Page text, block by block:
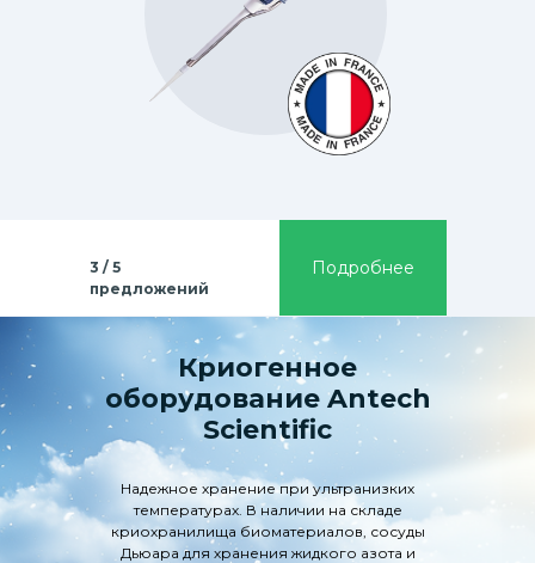
Подробнее
3 / 5
предложений
Надежное хранение при ультранизких
температурах. В наличии на складе
криохранилища биоматериалов, сосуды
Дьюара для хранения жидкого азота и
Криогенное
оборудование Antech
Scientific